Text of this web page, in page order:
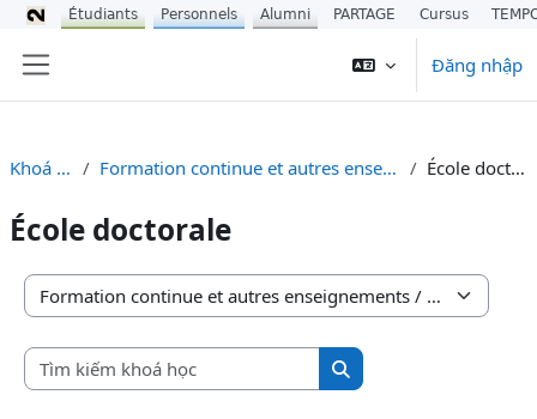
Đăng nhập
Khoá học Formation continue et autres enseignements École doctorale
École doctorale
Danh mục khoá học
Tìm kiếm khoá học
Tìm kiếm khoá học
Étudiants Personnels Alumni PARTAGE Cursus